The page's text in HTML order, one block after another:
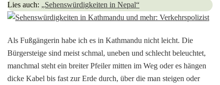
Lies auch: „Sehenswürdigkeiten in Nepal“
Als Fußgängerin habe ich es in Kathmandu nicht leicht. Die
Bürgersteige sind meist schmal, uneben und schlecht beleuchtet,
manchmal steht ein breiter Pfeiler mitten im Weg oder es hängen
dicke Kabel bis fast zur Erde durch, über die man steigen oder